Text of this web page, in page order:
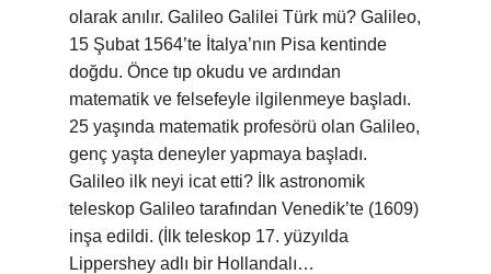
olarak anılır. Galileo Galilei Türk mü? Galileo,
15 Şubat 1564’te İtalya’nın Pisa kentinde
doğdu. Önce tıp okudu ve ardından
matematik ve felsefeyle ilgilenmeye başladı.
25 yaşında matematik profesörü olan Galileo,
genç yaşta deneyler yapmaya başladı.
Galileo ilk neyi icat etti? İlk astronomik
teleskop Galileo tarafından Venedik’te (1609)
inşa edildi. (İlk teleskop 17. yüzyılda
Lippershey adlı bir Hollandalı…